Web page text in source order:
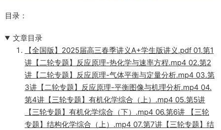
目录：
文章目录
【全国版】2025届高三春季讲义A+学生版讲义.pdf 01.第1
讲【二轮专题】反应原理-热化学与速率方程.mp4 02.第2
讲【二轮专题】反应原理-气体平衡与定量分析.mp4 03.第
3讲【二轮专题】反应原理-平衡图像与机理分析.mp4 04.
第4讲【三轮专题】有机化学综合（上）.mp4 05.第5讲
【三轮专题】有机化学综合（下）.mp4 06.第6讲 【三轮
专题】结构化学综合（上）.mp4 07.第7讲【三轮专题】结